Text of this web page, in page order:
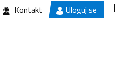
Kontakt Uloguj se